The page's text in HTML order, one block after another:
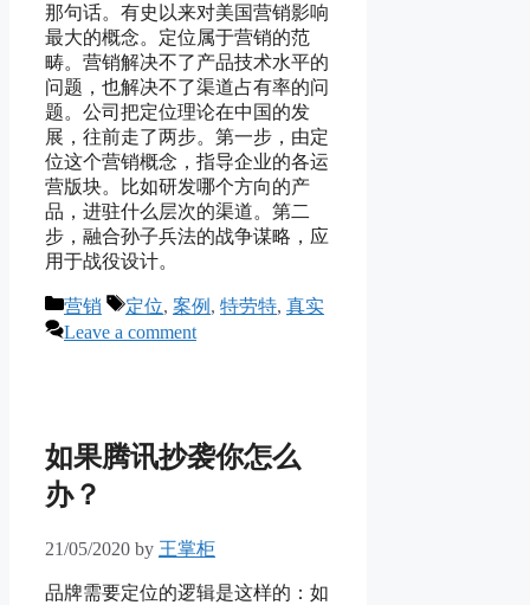
那句话。有史以来对美国营销影响
最大的概念。定位属于营销的范
畴。营销解决不了产品技术水平的
问题，也解决不了渠道占有率的问
题。公司把定位理论在中国的发
展，往前走了两步。第一步，由定
位这个营销概念，指导企业的各运
营版块。比如研发哪个方向的产
品，进驻什么层次的渠道。第二
步，融合孙子兵法的战争谋略，应
用于战役设计。
Categories
营销 Tags
定位, 案例 , 特劳特, 真实
Leave a comment
如果腾讯抄袭你怎么
办？
21/05/2020 by 王掌柜
品牌需要定位的逻辑是这样的：如